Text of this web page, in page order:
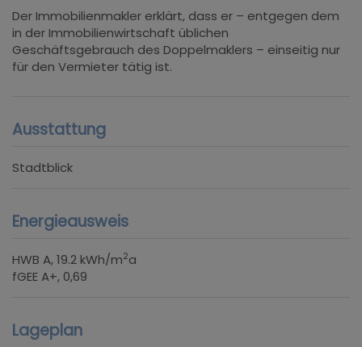
Der Immobilienmakler erklärt, dass er – entgegen dem
in der Immobilienwirtschaft üblichen
Geschäftsgebrauch des Doppelmaklers – einseitig nur
für den Vermieter tätig ist.
Ausstattung
Stadtblick
Energieausweis
HWB A, 19.2 kWh/m2a
fGEEA+, 0,69
Lageplan